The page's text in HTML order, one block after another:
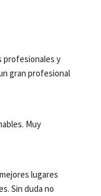
profesionales y
gran profesional
Muy
lugares
Sin duda no